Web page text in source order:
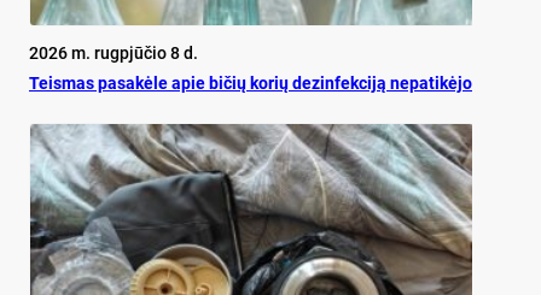
2026 m. rugpjūčio 8 d.
Teis­mas pa­sa­kė­le apie bi­čių ko­rių de­zin­fek­ci­ją ne­pa­ti­kė­jo